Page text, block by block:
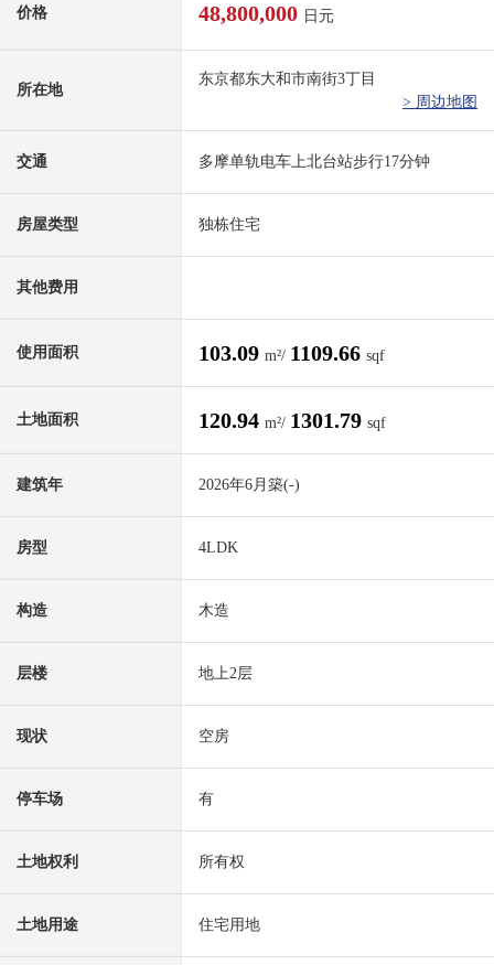
价格 48,800,000 日元
所在地
东京都东大和市南街3丁目
> 周边地图
交通 多摩单轨电车上北台站步行17分钟
房屋类型 独栋住宅
其他费用
使用面积 103.09 m²/ 1109.66 sqf
土地面积 120.94 m²/ 1301.79 sqf
建筑年 2026年6月築(-)
房型 4LDK
构造 木造
层楼 地上2层
现状 空房
停车场 有
土地权利 所有权
土地用途 住宅用地